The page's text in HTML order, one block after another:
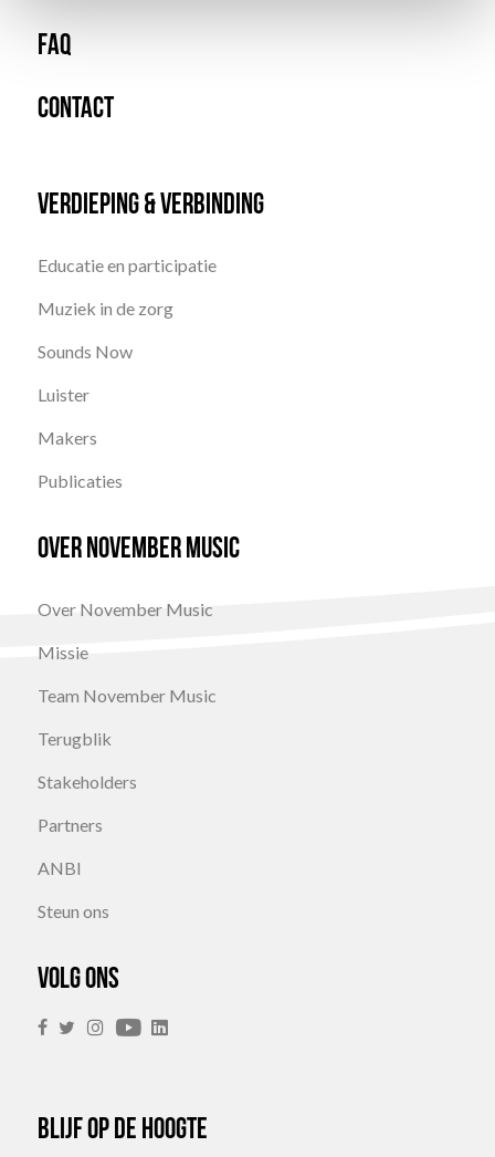
FAQ
Contact
Verdieping & Verbinding
Educatie en participatie
Muziek in de zorg
Sounds Now
Luister
Makers
Publicaties
Over November Music
Over November Music
Missie
Team November Music
Terugblik
Stakeholders
Partners
ANBI
Steun ons
Volg ons
Blijf op de hoogte